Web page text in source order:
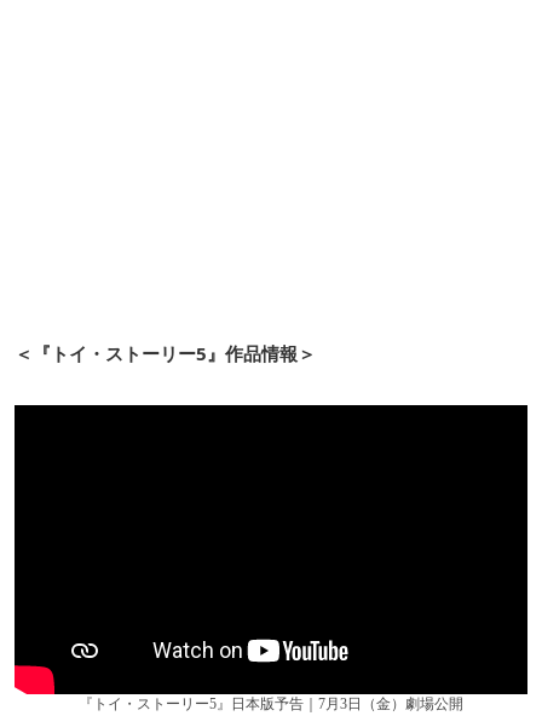
＜『トイ・ストーリー5』作品情報＞
『トイ・ストーリー5』日本版予告｜7月3日（金）劇場公開